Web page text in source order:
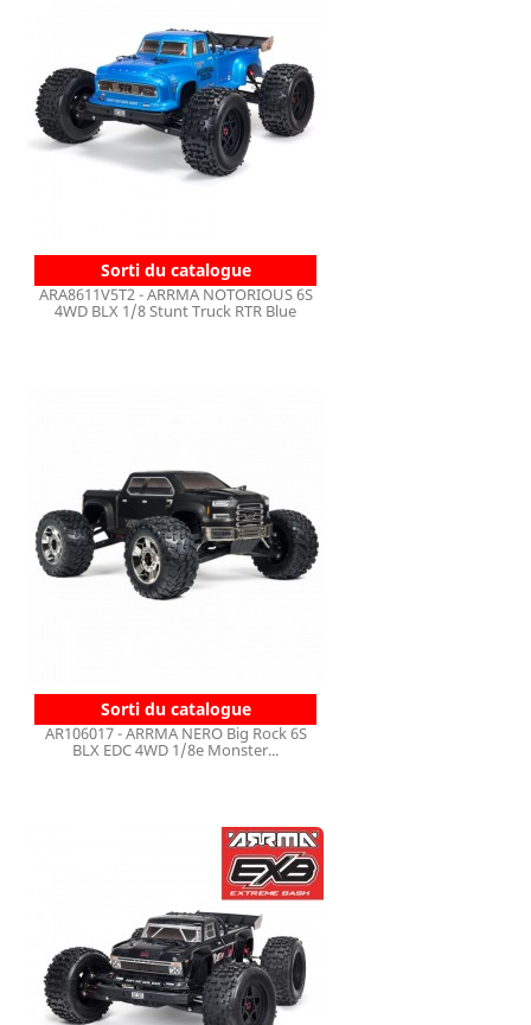
Sorti du catalogue
ARA8611V5T2 - ARRMA NOTORIOUS 6S
4WD BLX 1/8 Stunt Truck RTR Blue
Sorti du catalogue
AR106017 - ARRMA NERO Big Rock 6S
BLX EDC 4WD 1/8e Monster...